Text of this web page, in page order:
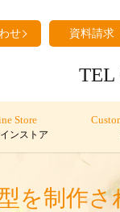
せ 資料請求
TEL
Store
ンストア
を制作さ